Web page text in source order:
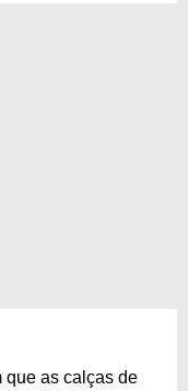
que as calças de